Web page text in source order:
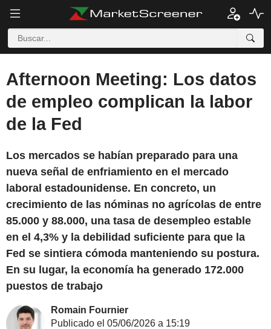
Afternoon Meeting: Los datos
de empleo complican la labor
de la Fed
Los mercados se habían preparado para una
nueva señal de enfriamiento en el mercado
laboral estadounidense. En concreto, un
crecimiento de las nóminas no agrícolas de entre
85.000 y 88.000, una tasa de desempleo estable
en el 4,3% y la debilidad suficiente para que la
Fed se sintiera cómoda manteniendo su postura.
En su lugar, la economía ha generado 172.000
puestos de trabajo
Romain Fournier
Publicado el 05/06/2026 a 15:19